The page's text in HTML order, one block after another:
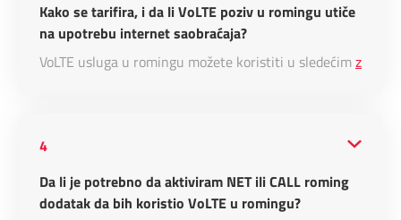
Kako se tarifira, i da li VoLTE poziv u romingu utiče
na upotrebu internet saobraćaja?
VoLTE usluga u romingu možete koristiti u sledećim
4
Da li je potrebno da aktiviram NET ili CALL roming
dodatak da bih koristio VoLTE u romingu?